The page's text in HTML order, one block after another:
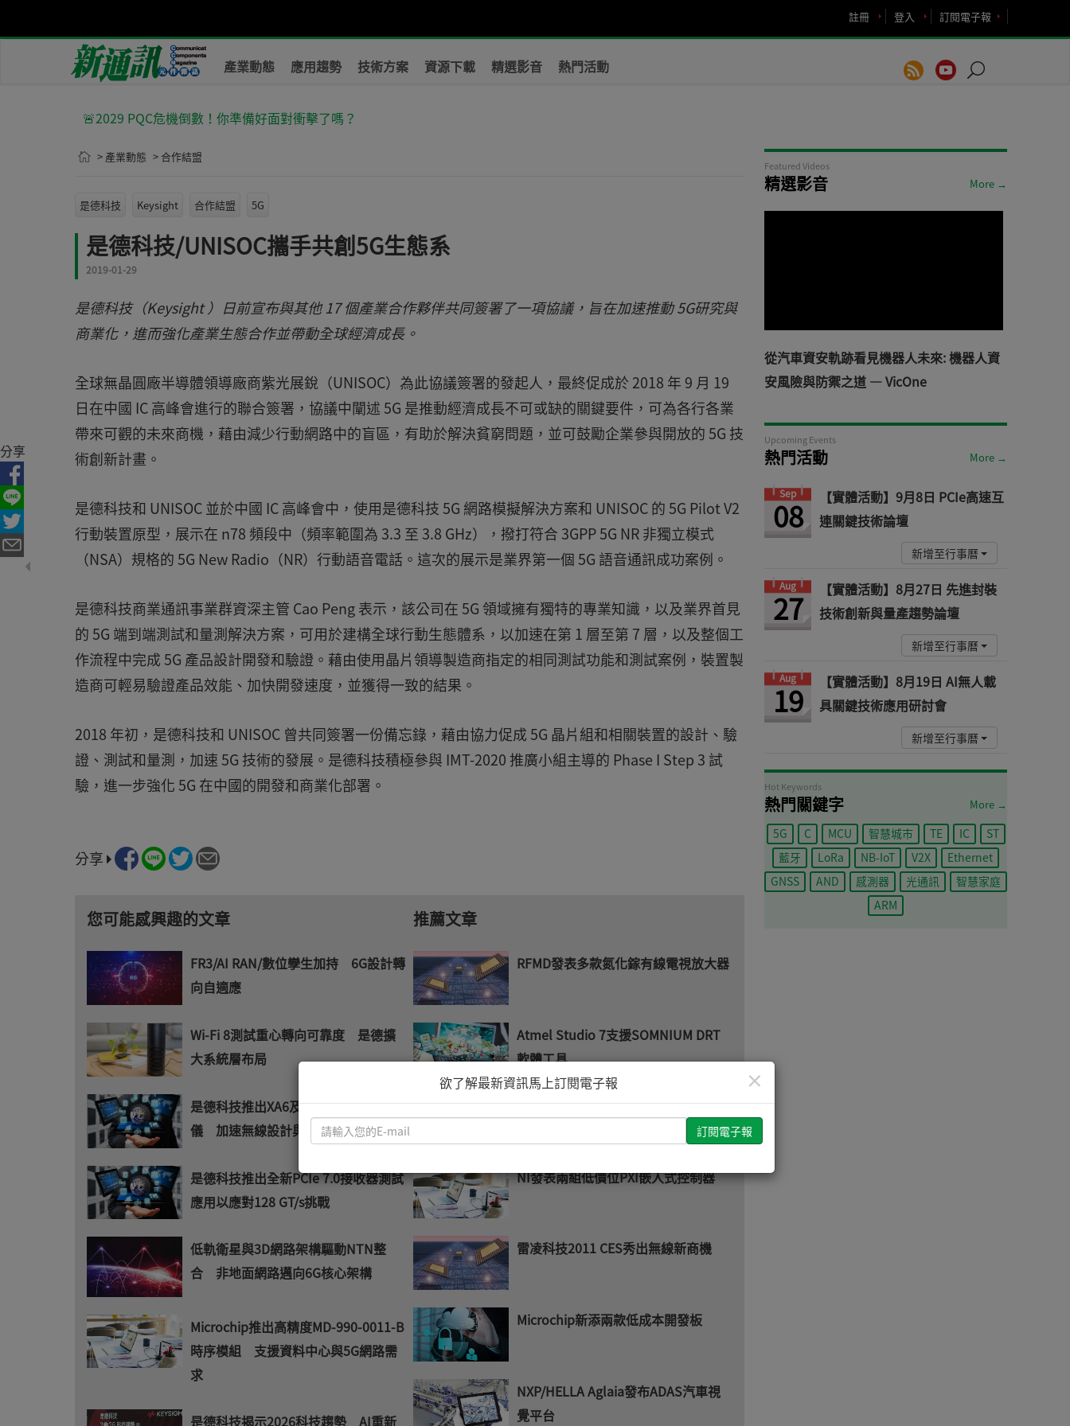
訂閱電子報
登入
註冊
產業動態 應用趨勢 技術方案 資源下載 精選影音 熱門活動
🚨2029 PQC危機倒數！你準備好面對衝擊了嗎？
> 產業動態 > 合作結盟
是德科技 Keysight 合作結盟 5G
是德科技/UNISOC攜手共創5G生態系
2019-01-29
是德科技（Keysight ）日前宣布與其他 17 個產業合作夥伴共同簽署了一項協議，旨在加速推動 5G研究與
商業化，進而強化產業生態合作並帶動全球經濟成長。
全球無晶圓廠半導體領導廠商紫光展銳（UNISOC）為此協議簽署的發起人，最終促成於 2018 年 9 月 19
日在中國 IC 高峰會進行的聯合簽署，協議中闡述 5G 是推動經濟成長不可或缺的關鍵要件，可為各行各業
帶來可觀的未來商機，藉由減少行動網路中的盲區，有助於解決貧窮問題，並可鼓勵企業參與開放的 5G 技
術創新計畫。
是德科技和 UNISOC 並於中國 IC 高峰會中，使用是德科技 5G 網路模擬解決方案和 UNISOC 的 5G Pilot V2
行動裝置原型，展示在 n78 頻段中（頻率範圍為 3.3 至 3.8 GHz），撥打符合 3GPP 5G NR 非獨立模式
（NSA）規格的 5G New Radio（NR）行動語音電話。這次的展示是業界第一個 5G 語音通訊成功案例。
是德科技商業通訊事業群資深主管 Cao Peng 表示，該公司在 5G 領域擁有獨特的專業知識，以及業界首見
的 5G 端到端測試和量測解決方案，可用於建構全球行動生態體系，以加速在第 1 層至第 7 層，以及整個工
作流程中完成 5G 產品設計開發和驗證。藉由使用晶片領導製造商指定的相同測試功能和測試案例，裝置製
造商可輕易驗證產品效能、加快開發速度，並獲得一致的結果。
2018 年初，是德科技和 UNISOC 曾共同簽署一份備忘錄，藉由協力促成 5G 晶片組和相關裝置的設計、驗
證、測試和量測，加速 5G 技術的發展。是德科技積極參與 IMT-2020 推廣小組主導的 Phase I Step 3 試
驗，進一步強化 5G 在中國的開發和商業化部署。
分享
您可能感興趣的文章
FR3/AI RAN/數位孿生加持 6G設計轉
向自適應
Wi-Fi 8測試重心轉向可靠度 是德擴
大系統層布局
是德科技推出XA6及XA5射頻訊號分析
儀 加速無線設計與驗證
是德科技推出全新PCIe 7.0接收器測試
應用以應對128 GT/s挑戰
低軌衛星與3D網路架構驅動NTN整
合 非地面網路邁向6G核心架構
Microchip推出高精度MD-990-0011-B
時序模組 支援資料中心與5G網路需
求
是德科技揭示2026科技趨勢 AI重新
推薦文章
RFMD發表多款氮化鎵有線電視放大器
Atmel Studio 7支援SOMNIUM DRT
軟體工具
Maxim隔離式收發器系列有效簡化設
NI發表兩組低價位PXI嵌入式控制器
雷凌科技2011 CES秀出無線新商機
Microchip新添兩款低成本開發板
NXP/HELLA Aglaia發布ADAS汽車視
覺平台
Featured Videos
精選影音 More →
從汽車資安軌跡看見機器人未來: 機器人資
安風險與防禦之道 — VicOne
Upcoming Events
熱門活動 More →
Sep
08
【實體活動】9月8日 PCIe高速互
連關鍵技術論壇
新增至行事曆
Aug
27
【實體活動】8月27日 先進封裝
技術創新與量產趨勢論壇
新增至行事曆
Aug
19
【實體活動】8月19日 AI無人載
具關鍵技術應用研討會
新增至行事曆
Hot Keywords
熱門關鍵字 More →
5G C MCU 智慧城市 TE IC
ST
藍牙
LoRa NB-IoT V2X
Ethernet
GNSS
AND 感測器 光通訊
智慧家庭
ARM
分享
×
欲了解最新資訊馬上訂閱電子報
輸
您
mail